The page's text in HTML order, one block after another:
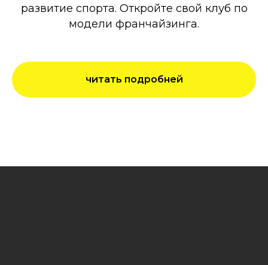
развитие спорта. Откройте свой клуб по
модели франчайзинга.
читать подробней